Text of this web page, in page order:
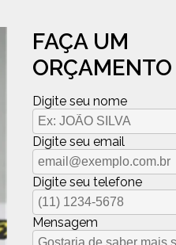
FAÇA UM
ORÇAMENTO
Digite seu nome
Digite seu email
Digite seu telefone
Mensagem